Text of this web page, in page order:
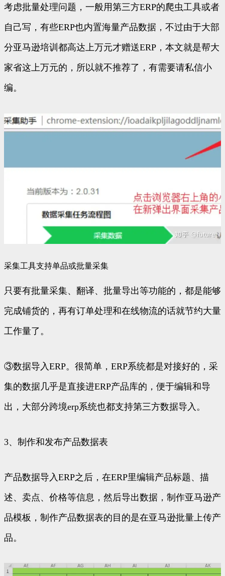
考虑批量处理问题，一般用第三方ERP的爬虫工具或者
自己写，有些ERP也内置海量产品数据，不过由于大部
分亚马逊培训都高达上万元才赠送ERP，本文就是帮大
家省这上万元的，所以就不推荐了，有需要请私信小
编。
采集工具支持单品或批量采集
只要有批量采集、翻译、批量导出等功能的，都是能够
完成铺货的，再有订单处理和在线物流的话就节约大量
工作量了。
③数据导入ERP。很简单，ERP系统都是对接好的，采
集的数据几乎是直接进ERP产品库的，便于编辑和导
出，大部分跨境erp系统也都支持第三方数据导入。
3、制作和发布产品数据表
产品数据导入ERP之后，在ERP里编辑产品标题、描
述、卖点、价格等信息，然后导出数据，制作亚马逊产
品模板，制作产品数据表的目的是在亚马逊批量上传产
品。